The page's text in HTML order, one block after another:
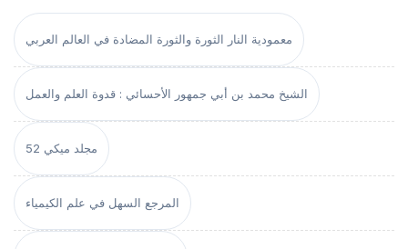
معمودية النار الثورة والثورة المضادة في العالم العربي
الشيخ محمد بن أبي جمهور الأحسائي : قدوة العلم والعمل
مجلد ميكي 52
المرجع السهل في علم الكيمياء